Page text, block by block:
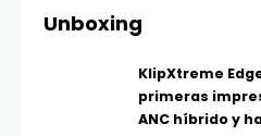
Unboxing
KlipXtreme
primeras
ANC híbrido y